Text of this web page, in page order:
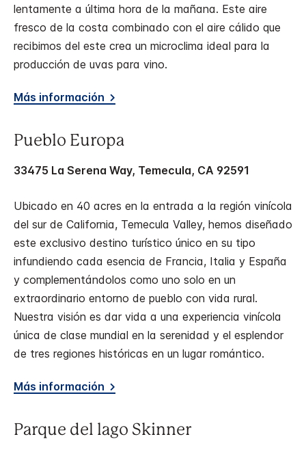
lentamente a última hora de la mañana. Este aire
fresco de la costa combinado con el aire cálido que
recibimos del este crea un microclima ideal para la
producción de uvas para vino.
Más información
Pueblo Europa
33475 La Serena Way, Temecula, CA 92591
Ubicado en 40 acres en la entrada a la región vinícola
del sur de California, Temecula Valley, hemos diseñado
este exclusivo destino turístico único en su tipo
infundiendo cada esencia de Francia, Italia y España
y complementándolos como uno solo en un
extraordinario entorno de pueblo con vida rural.
Nuestra visión es dar vida a una experiencia vinícola
única de clase mundial en la serenidad y el esplendor
de tres regiones históricas en un lugar romántico.
Más información
Parque del lago Skinner